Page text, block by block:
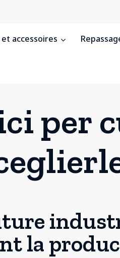
accessoires
per
la